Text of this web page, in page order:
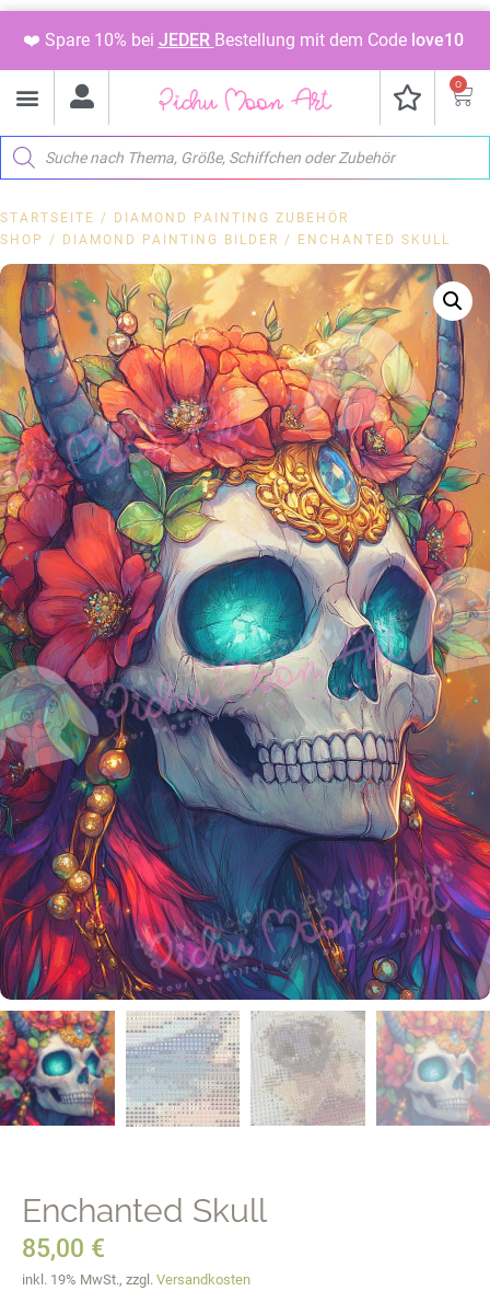
❤️ Spare 10% bei JEDER Bestellung mit dem Code love10
0
STARTSEITE /
DIAMOND PAINTING ZUBEHÖR
SHOP / DIAMOND PAINTING BILDER / ENCHANTED SKULL
Enchanted Skull
85,00 €
inkl. 19% MwSt., zzgl. Versandkosten